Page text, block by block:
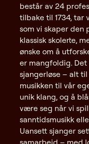
består av 24
tilbake til 1734, tar
som vi skaper den
klassisk skolerte,
ønske om å
er mangfoldig. Det
sjangerløse – alt
musikken til vår
unik klang, og å
være seg når vi
sanntidsmusikk
Uansett sjanger
samarbeid – med